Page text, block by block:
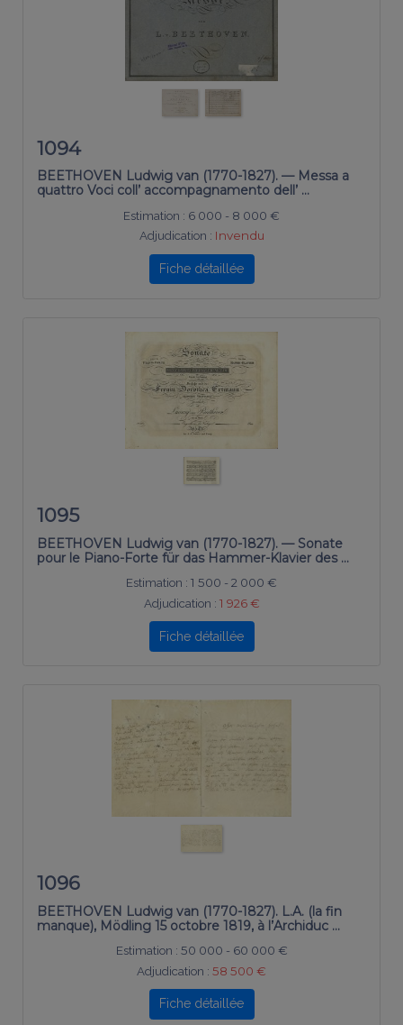
1094
BEETHOVEN Ludwig van (1770-1827). — Messa a
quattro Voci coll’ accompagnamento dell’ …
Estimation : 6 000 - 8 000 €
Adjudication : Invendu
Fiche détaillée
1095
BEETHOVEN Ludwig van (1770-1827). — Sonate
pour le Piano-Forte für das Hammer-Klavier des …
Estimation : 1 500 - 2 000 €
Adjudication : 1 926 €
Fiche détaillée
1096
BEETHOVEN Ludwig van (1770-1827). L.A. (la fin
manque), Mödling 15 octobre 1819, à l’Archiduc …
Estimation : 50 000 - 60 000 €
Adjudication : 58 500 €
Fiche détaillée